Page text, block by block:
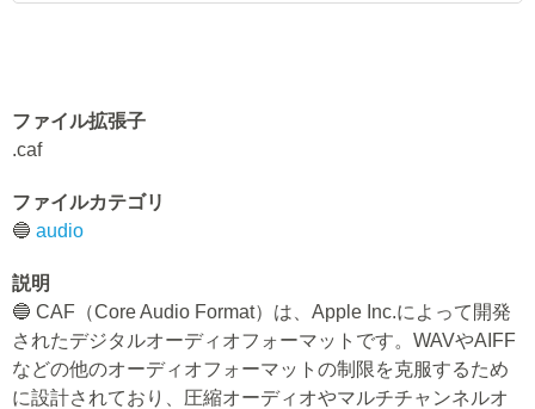
ファイル拡張子
.caf
ファイルカテゴリ
🔵 audio
説明
🔵 CAF（Core Audio Format）は、Apple Inc.によって開発
されたデジタルオーディオフォーマットです。WAVやAIFF
などの他のオーディオフォーマットの制限を克服するため
に設計されており、圧縮オーディオやマルチチャンネルオ